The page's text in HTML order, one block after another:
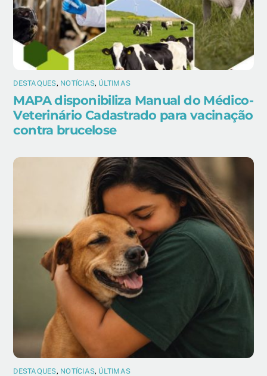
DESTAQUES, NOTÍCIAS, ÚLTIMAS
MAPA disponibiliza Manual do Médico-
Veterinário Cadastrado para vacinação
contra brucelose
DESTAQUES, NOTÍCIAS, ÚLTIMAS